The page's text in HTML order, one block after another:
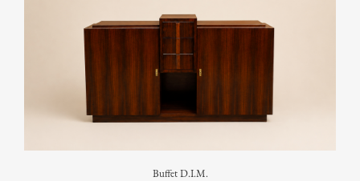
Buffet D.I.M.